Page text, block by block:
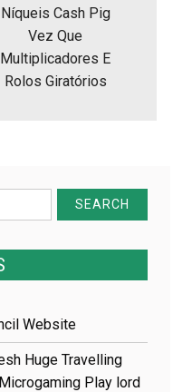
Níqueis Cash Pig
Vez Que
Multiplicadores E
Rolos Giratórios
Website
Huge Travelling
Play lord